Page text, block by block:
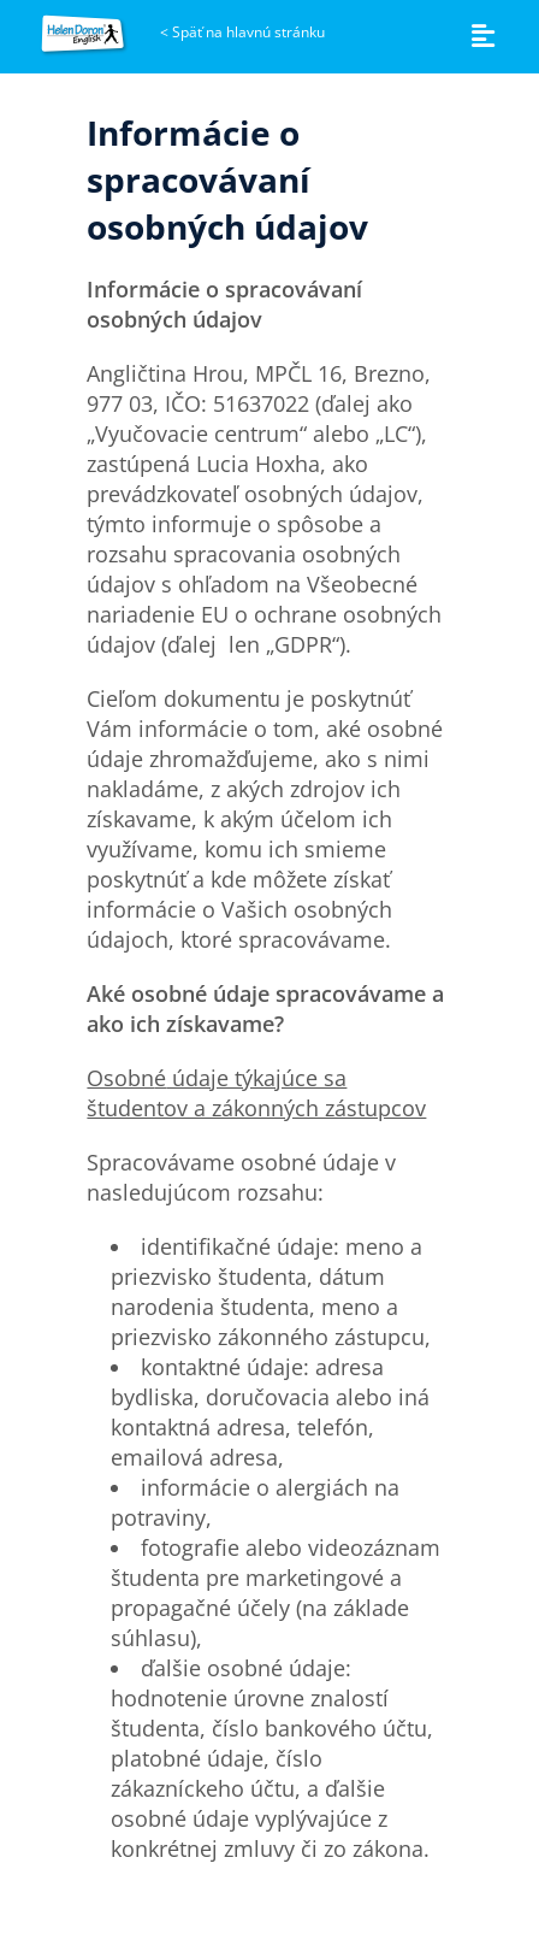
<Späť na hlavnú stránku
Informácie o
spracovávaní
osobných údajov
Informácie o spracovávaní
osobných údajov
Angličtina Hrou, MPČL 16, Brezno,
977 03, IČO: 51637022 (ďalej ako
„Vyučovacie centrum“ alebo „LC“),
zastúpená Lucia Hoxha, ako
prevádzkovateľ osobných údajov,
týmto informuje o spôsobe a
rozsahu spracovania osobných
údajov s ohľadom na Všeobecné
nariadenie EU o ochrane osobných
údajov (ďalej len „GDPR“).
Cieľom dokumentu je poskytnúť
Vám informácie o tom, aké osobné
údaje zhromažďujeme, ako s nimi
nakladáme, z akých zdrojov ich
získavame, k akým účelom ich
využívame, komu ich smieme
poskytnúť a kde môžete získať
informácie o Vašich osobných
údajoch, ktoré spracovávame.
Aké osobné údaje spracovávame a
ako ich získavame?
Osobné údaje týkajúce sa
študentov a zákonných zástupcov
Spracovávame osobné údaje v
nasledujúcom rozsahu:
identifikačné údaje: meno a
priezvisko študenta, dátum
narodenia študenta, meno a
priezvisko zákonného zástupcu,
kontaktné údaje: adresa
bydliska, doručovacia alebo iná
kontaktná adresa, telefón,
emailová adresa,
informácie o alergiách na
potraviny,
fotografie alebo videozáznam
študenta pre marketingové a
propagačné účely (na základe
súhlasu),
ďalšie osobné údaje:
hodnotenie úrovne znalostí
študenta, číslo bankového účtu,
platobné údaje, číslo
zákazníckeho účtu, a ďalšie
osobné údaje vyplývajúce z
konkrétnej zmluvy či zo zákona.